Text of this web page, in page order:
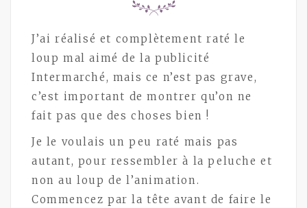
J’ai réalisé et complètement raté le
loup mal aimé de la publicité
Intermarché, mais ce n’est pas grave,
c’est important de montrer qu’on ne
fait pas que des choses bien !
Je le voulais un peu raté mais pas
autant, pour ressembler à la peluche et
non au loup de l’animation.
Commencez par la tête avant de faire le